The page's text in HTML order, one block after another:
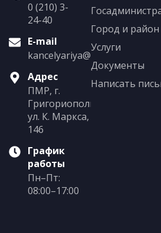
0 (210) 3-
24-40
E-mail
Адрес
ПМР, г.
Григориополь,
ул. К. Маркса,
146
График
работы
Пн–Пт:
08:00–17:00
Город и район
Услуги
Документы
Написать